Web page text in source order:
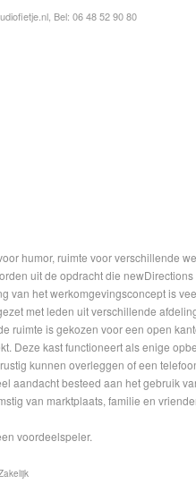
, Bel: 06 48 52 90 80
humor, ruimte voor verschillende
uit de opdracht die
van het werkomgevingsconcept is
met leden uit verschillende
ruimte is gekozen voor een open
Deze kast functioneert als enige
kunnen overleggen of een
aandacht besteed aan het gebruik
van marktplaats, familie en
voordeelspeler.